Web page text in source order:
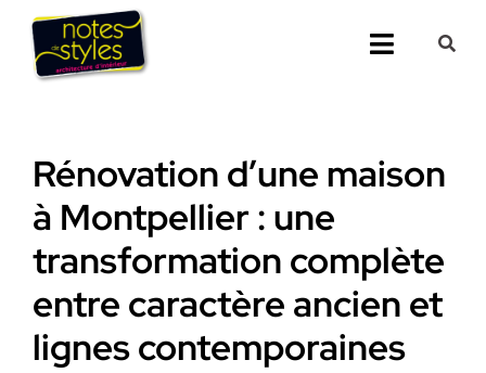
Passer
contenu
Toggle
Nos 25
Nos
Notes de
Rénovation d’une maison
à Montpellier : une
transformation complète
entre caractère ancien et
lignes contemporaines